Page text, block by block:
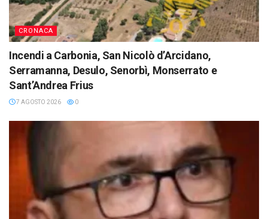
CRONACA
Incendi a Carbonia, San Nicolò d’Arcidano,
Serramanna, Desulo, Senorbì, Monserrato e
Sant’Andrea Frius
7 AGOSTO 2026 0